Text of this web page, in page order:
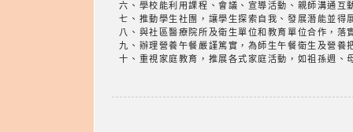
六、學校能利用課程、會議、宣導活動、親師溝通
七、推動學生社團，讓學生探索自我、發展潛能並
八、與社區醫療院所及衛生單位和教育單位合作，
九、辦理營養午餐嚴謹篤實，為師生午餐衛生及營養
十、重視家庭教育，推展各式家庭活動，如祖孫週